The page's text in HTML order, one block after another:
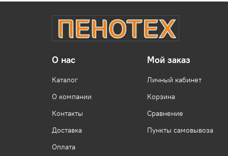
О нас
Каталог
О компании
Контакты
Доставка
Оплата
Мой заказ
Личный кабинет
Корзина
Сравнение
Пункты самовывоза